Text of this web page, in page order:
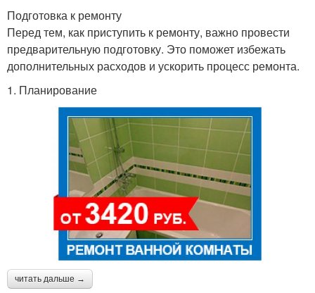
Подготовка к ремонту
Перед тем, как приступить к ремонту, важно провести
предварительную подготовку. Это поможет избежать
дополнительных расходов и ускорить процесс ремонта.
1. Планирование
читать дальше →